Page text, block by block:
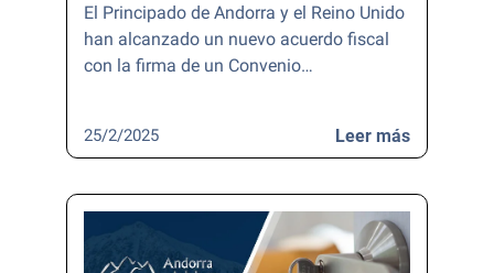
El Principado de Andorra y el Reino Unido
han alcanzado un nuevo acuerdo fiscal
con la firma de un Convenio…
Leer más
25/2/2025